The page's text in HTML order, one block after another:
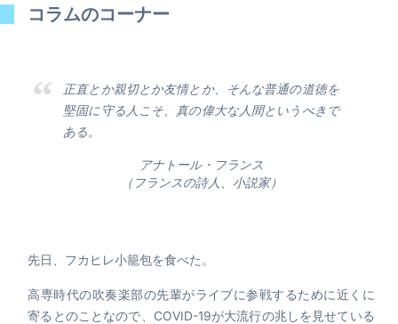
コラムのコーナー
正直とか親切とか友情とか、そんな普通の道徳を
堅固に守る人こそ、真の偉大な人間というべきで
ある。
アナトール・フランス
（フランスの詩人、小説家）
先日、フカヒレ小籠包を食べた。
高専時代の吹奏楽部の先輩がライブに参戦するために近くに
寄るとのことなので、COVID-19が大流行の兆しを見せている